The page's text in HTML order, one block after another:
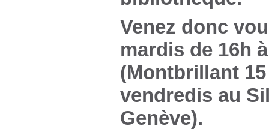
Venez donc
mardis de 16h
(Montbrillant
vendredis au
Genève).